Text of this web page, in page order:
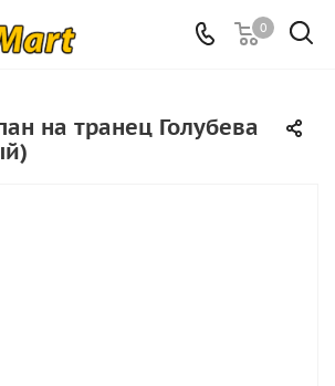
0
на транец Голубева